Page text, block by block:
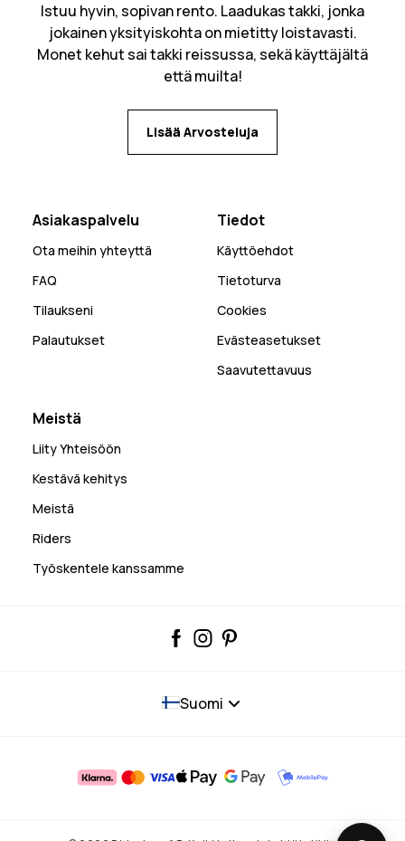
Istuu hyvin, sopivan rento. Laadukas takki, jonka
jokainen yksityiskohta on mietitty loistavasti.
Monet kehut sai takki reissussa, sekä käyttäjältä
että muilta!
Lisää Arvosteluja
Asiakaspalvelu
Ota meihin yhteyttä
FAQ
Tilaukseni
Palautukset
Tiedot
Käyttöehdot
Tietoturva
Cookies
Evästeasetukset
Saavutettavuus
Meistä
Liity Yhteisöön
Kestävä kehitys
Meistä
Riders
Työskentele kanssamme
Suomi